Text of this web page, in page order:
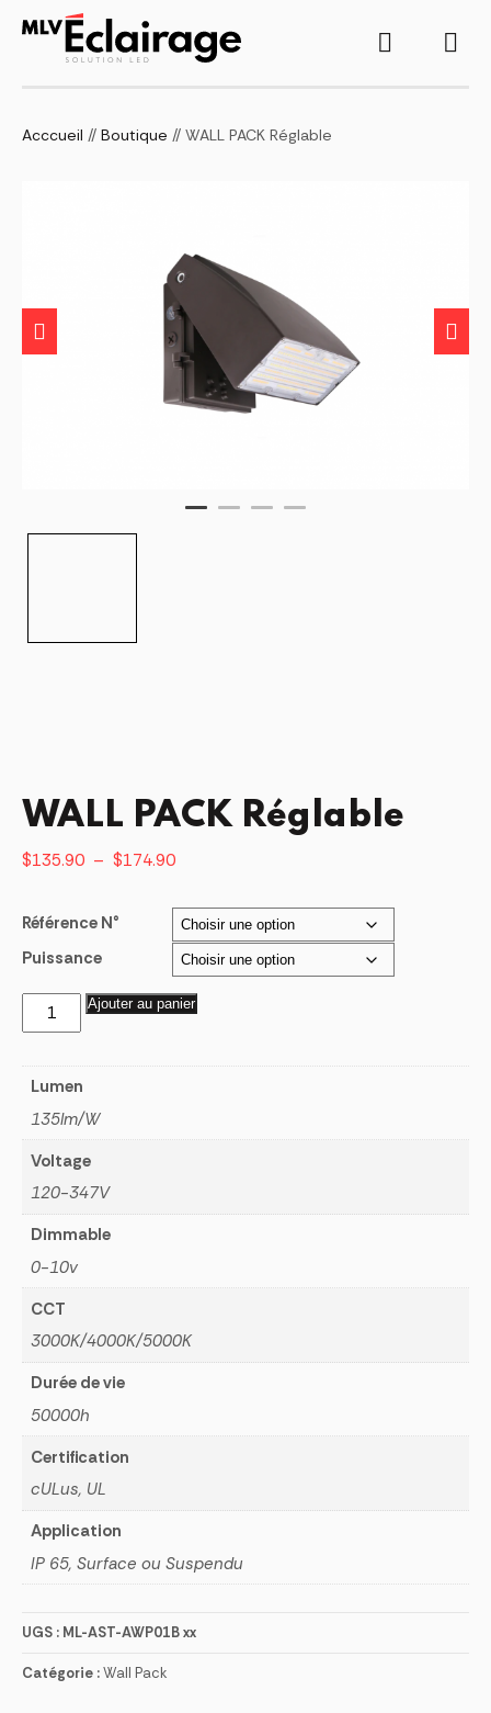
Acccueil // Boutique // WALL PACK Réglable
WALL PACK Réglable
$135.90 – $174.90Plage
prix :
$135.90
à
$174.90
Référence N°
Puissance
quantité
de
PACK
Réglable
Ajouter au panier
Lumen
135lm/W
Voltage
120-347V
Dimmable
0-10v
CCT
3000K/4000K/5000K
Durée de vie
50000h
Certification
cULus, UL
Application
IP 65, Surface ou Suspendu
UGS : ML-AST-AWP01B xx
Catégorie :Wall Pack